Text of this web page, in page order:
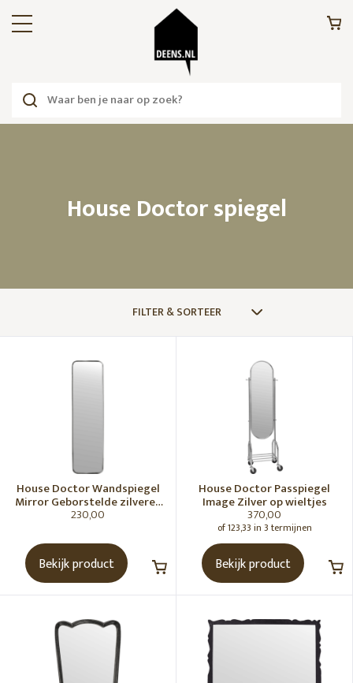
House Doctor spiegel
FILTER & SORTEER
Bloempotten
Keukenaccessoires
Lampen
Manden
Salontafels
Sfeerverlichting
Spiegels
House Doctor Wandspiegel
Mirror Geborstelde zilveren
afwerking
230,00
Bekijk product
House Doctor Passpiegel
Image Zilver op wieltjes
370,00
of 123,33 in 3 termijnen
Bekijk product